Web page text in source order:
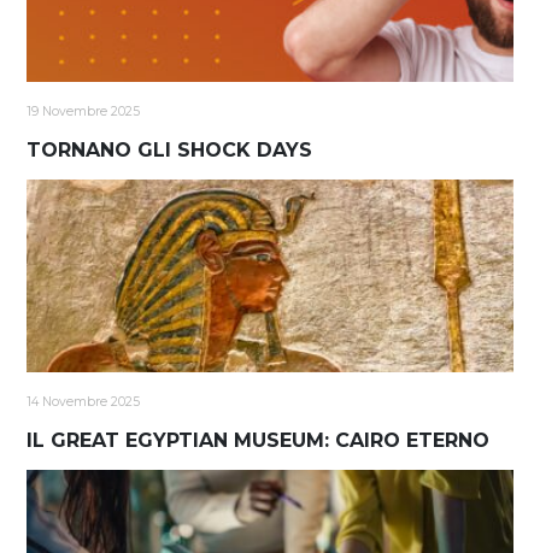
19 Novembre 2025
TORNANO GLI SHOCK DAYS
14 Novembre 2025
IL GREAT EGYPTIAN MUSEUM: CAIRO ETERNO